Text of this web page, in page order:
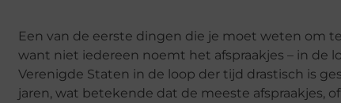
Een van de eerste dingen die je moet weten om
want niet iedereen noemt het afspraakjes – in de
Verenigde Staten in de loop der tijd drastisch is
jaren, wat betekende dat de meeste afspraakjes,